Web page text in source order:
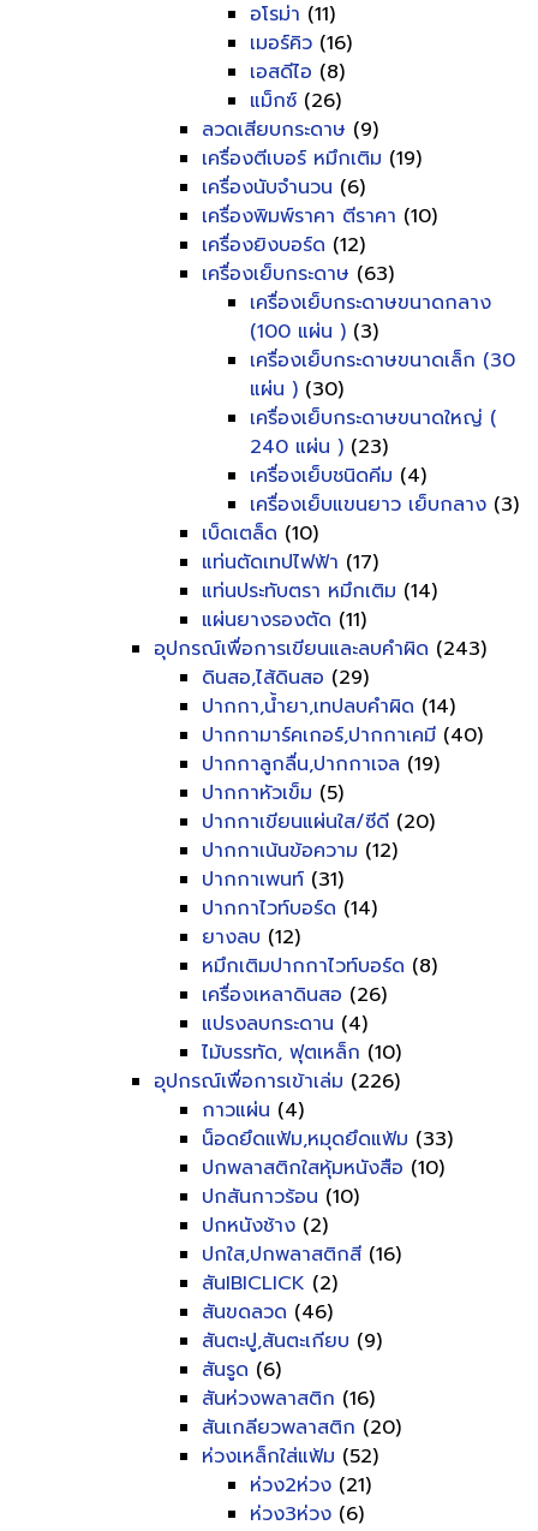
อโรม่า (11)
เมอร์คิว (16)
เอสดีไอ (8)
แม็กซ์ (26)
ลวดเสียบกระดาษ (9)
เครื่องตีเบอร์ หมึกเติม (19)
เครื่องนับจำนวน (6)
เครื่องพิมพ์ราคา ตีราคา (10)
เครื่องยิงบอร์ด (12)
เครื่องเย็บกระดาษ (63)
เครื่องเย็บกระดาษขนาดกลาง
(100 แผ่น ) (3)
เครื่องเย็บกระดาษขนาดเล็ก (30
แผ่น ) (30)
เครื่องเย็บกระดาษขนาดใหญ่ (
240 แผ่น ) (23)
เครื่องเย็บชนิดคีม (4)
เครื่องเย็บแขนยาว เย็บกลาง (3)
เบ็ดเตล็ด (10)
แท่นตัดเทปไฟฟ้า (17)
แท่นประทับตรา หมึกเติม (14)
แผ่นยางรองตัด (11)
อุปกรณ์เพื่อการเขียนและลบคำผิด (243)
ดินสอ,ไส้ดินสอ (29)
ปากกา,น้ำยา,เทปลบคำผิด (14)
ปากกามาร์คเกอร์,ปากกาเคมี (40)
ปากกาลูกลื่น,ปากกาเจล (19)
ปากกาหัวเข็ม (5)
ปากกาเขียนแผ่นใส/ซีดี (20)
ปากกาเน้นข้อความ (12)
ปากกาเพนท์ (31)
ปากกาไวท์บอร์ด (14)
ยางลบ (12)
หมึกเติมปากกาไวท์บอร์ด (8)
เครื่องเหลาดินสอ (26)
แปรงลบกระดาน (4)
ไม้บรรทัด, ฟุตเหล็ก (10)
อุปกรณ์เพื่อการเข้าเล่ม (226)
กาวแผ่น (4)
น็อดยึดแฟ้ม,หมุดยึดแฟ้ม (33)
ปกพลาสติกใสหุ้มหนังสือ (10)
ปกสันกาวร้อน (10)
ปกหนังช้าง (2)
ปกใส,ปกพลาสติกสี (16)
สันIBICLICK (2)
สันขดลวด (46)
สันตะปู,สันตะเกียบ (9)
สันรูด (6)
สันห่วงพลาสติก (16)
สันเกลียวพลาสติก (20)
ห่วงเหล็กใส่แฟ้ม (52)
ห่วง2ห่วง (21)
ห่วง3ห่วง (6)